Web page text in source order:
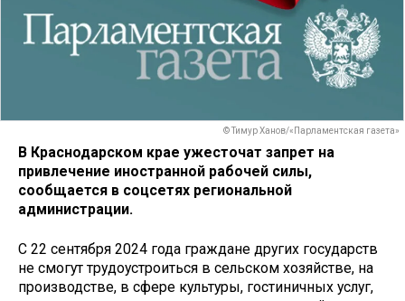
© Тимур Ханов/«Парламентская газета»
В Краснодарском крае ужесточат запрет на
привлечение иностранной рабочей силы,
сообщается в соцсетях региональной
администрации.
С 22 сентября 2024 года граждане других государств
не смогут трудоустроиться в сельском хозяйстве, на
производстве, в сфере культуры, гостиничных услуг,